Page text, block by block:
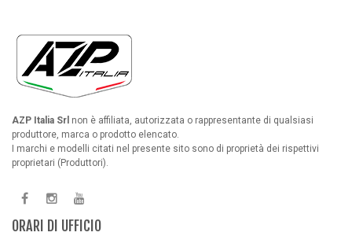
AZP Italia Srl non è affiliata, autorizzata o rappresentante di qualsiasi
produttore, marca o prodotto elencato.
I marchi e modelli citati nel presente sito sono di proprietà dei rispettivi
proprietari (Produttori).
ORARI DI UFFICIO